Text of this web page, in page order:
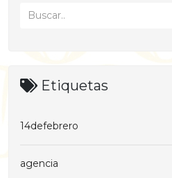
Etiquetas
14defebrero
agencia